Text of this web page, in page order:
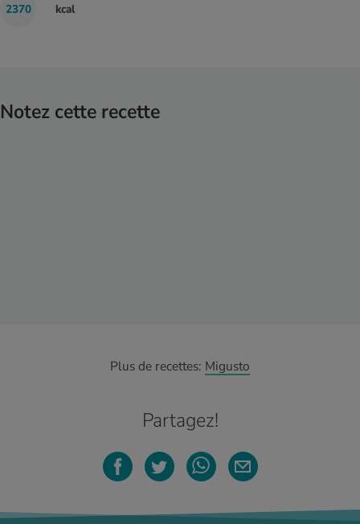
2370 kcal
Notez cette recette
Plus de recettes: Migusto
Partagez!